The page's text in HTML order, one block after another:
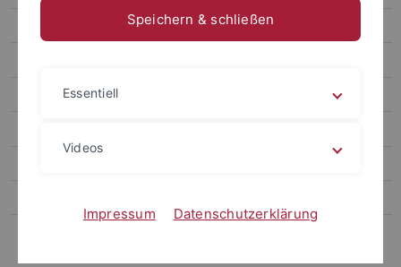
009_Doshisha University
011_Sport for Every'Body
Speichern & schließen
Essentiell
Videos
Impressum Datenschutzerklärung